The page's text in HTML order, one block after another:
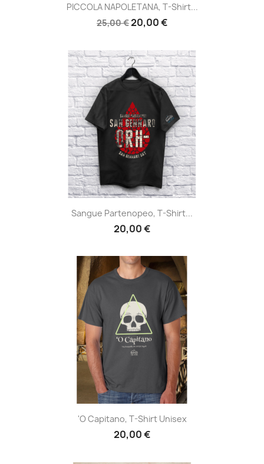
PICCOLA NAPOLETANA, T-Shirt...
25,00 €20,00 €
Sangue Partenopeo, T-Shirt...
20,00 €
'O Capitano, T-Shirt Unisex
20,00 €